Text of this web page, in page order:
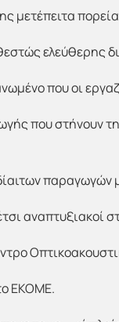
μετέπειτα
ελεύθερης
που οι
που στήνουν
αναπτυξιακοί
ΕΚΟΜΕ.